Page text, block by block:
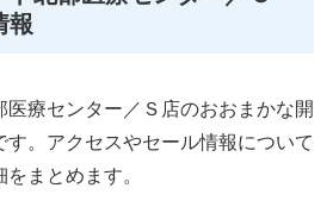
報
医療センター／Ｓ店のおおまかな開
す。アクセスやセール情報について
まとめます。